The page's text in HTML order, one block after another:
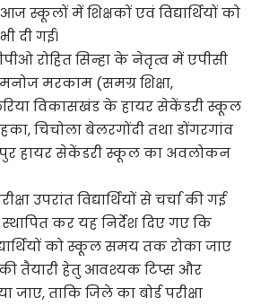
स्कूलों में शिक्षकों एवं विद्यार्थियों को
दी गई।
रोहित सिन्हा के नेतृत्व में एपीसी
मरकाम (समग्र शिक्षा,
छुरिया विकासखंड के हायर सेकेंडरी स्कूल
चिचोला बेलरगोंदी तथा डोंगरगांव
हायर सेकेंडरी स्कूल का अवलोकन
उपरांत विद्यार्थियों से चर्चा की गई
कर यह निर्देश दिए गए कि
को स्कूल समय तक रोका जाए
तैयारी हेतु आवश्यक टिप्स और
जाए, ताकि जिले का बोर्ड परीक्षा